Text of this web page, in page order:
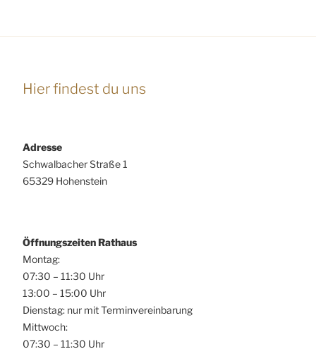
Hier findest du uns
Adresse
Schwalbacher Straße 1
65329 Hohenstein
Öffnungszeiten Rathaus
Montag:
07:30 – 11:30 Uhr
13:00 – 15:00 Uhr
Dienstag: nur mit Terminvereinbarung
Mittwoch:
07:30 – 11:30 Uhr